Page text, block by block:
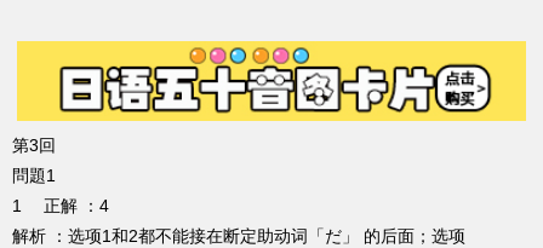
第3回
問題1
1 正解 ：4
解析 ：选项1和2都不能接在断定助动词「だ」 的后面；选项